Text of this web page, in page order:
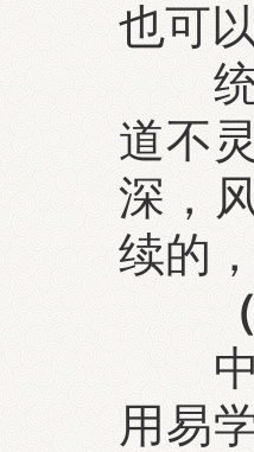
也可
统
道不
深，
续的
（
中
用易